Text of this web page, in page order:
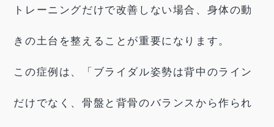
トレーニングだけで改善しない場合、身体の動
きの土台を整えることが重要になります。
この症例は、「ブライダル姿勢は背中のライン
だけでなく、骨盤と背骨のバランスから作られ